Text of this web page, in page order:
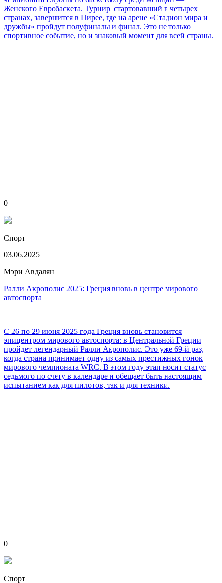
Женского Евробаскета. Турнир, стартовавший в четырех
странах, завершится в Пирее, где на арене «Стадион мира и
дружбы» пройдут полуфиналы и финал. Это не только
спортивное событие, но и знаковый момент для всей страны.
0
Спорт
03.06.2025
Мэри Авдалян
Ралли Акрополис 2025: Греция вновь в центре мирового
автоспорта
С 26 по 29 июня 2025 года Греция вновь становится
эпицентром мирового автоспорта: в Центральной Греции
пройдет легендарный Ралли Акрополис. Это уже 69-й раз,
когда страна принимает одну из самых престижных гонок
мирового чемпионата WRC. В этом году этап носит статус
седьмого по счету в календаре и обещает быть настоящим
испытанием как для пилотов, так и для техники.
0
Спорт